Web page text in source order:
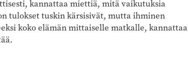
kannattaa miettiä, mitä vaikutuksia
tulokset tuskin kärsisivät, mutta ihminen
koko elämän mittaiselle matkalle, kannattaa